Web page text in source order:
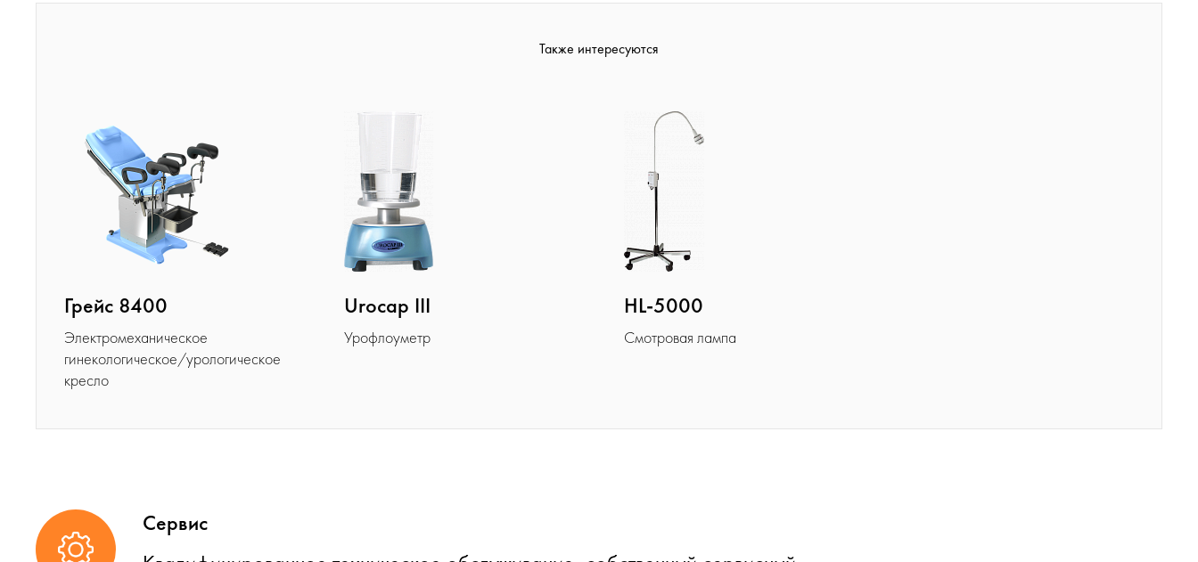
Также интересуются
Грейс 8400
Электромеханическое
гинекологическое/урологическое
кресло
Urocap III
Урофлоуметр
HL-5000
Смотровая лампа
Сервис